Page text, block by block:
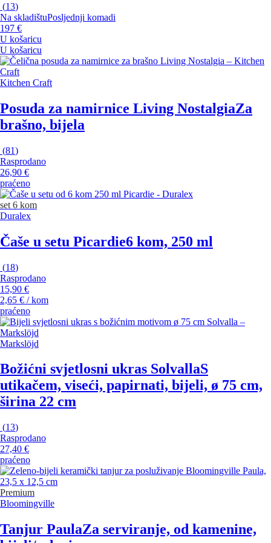
(13)
Na skladištuPosljednji komadi
197 €
U košaricu
U košaricu
Kitchen Craft
Posuda za namirnice Living NostalgiaZa
brašno, bijela
(81)
Rasprodano
26,90 €
praćeno
set 6 kom
Duralex
Čaše u setu Picardie6 kom, 250 ml
(18)
Rasprodano
15,90 €
2,65 € / kom
praćeno
Markslöjd
Božićni svjetlosni ukras SolvallaS
utikačem, viseći, papirnati, bijeli, ø 75 cm,
širina 22 cm
(13)
Rasprodano
27,40 €
praćeno
Premium
Bloomingville
Tanjur PaulaZa serviranje, od kamenine,